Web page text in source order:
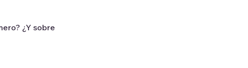
¿Y sobre